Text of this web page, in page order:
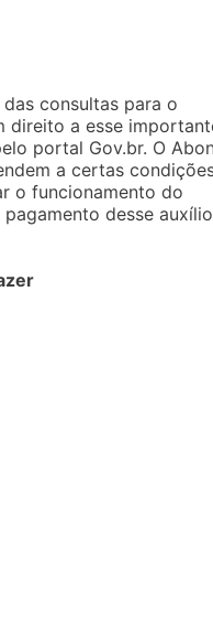
consultas para o
direito a esse
portal Gov.br. O
a certas
o funcionamento do
desse auxílio